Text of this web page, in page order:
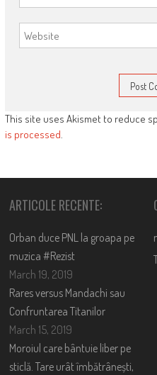
This site uses Akismet to reduce
is processed.
ARTICOLE RECENTE:
Orban duce PNL la groapa pe
muzica #Rezist
March 19, 2019
Rares versus Mandachi sau
Confruntarea Titanilor
March 15, 2019
Moroiul care bântuie liber pe
sticlă. Tare urât îmbătrânești,